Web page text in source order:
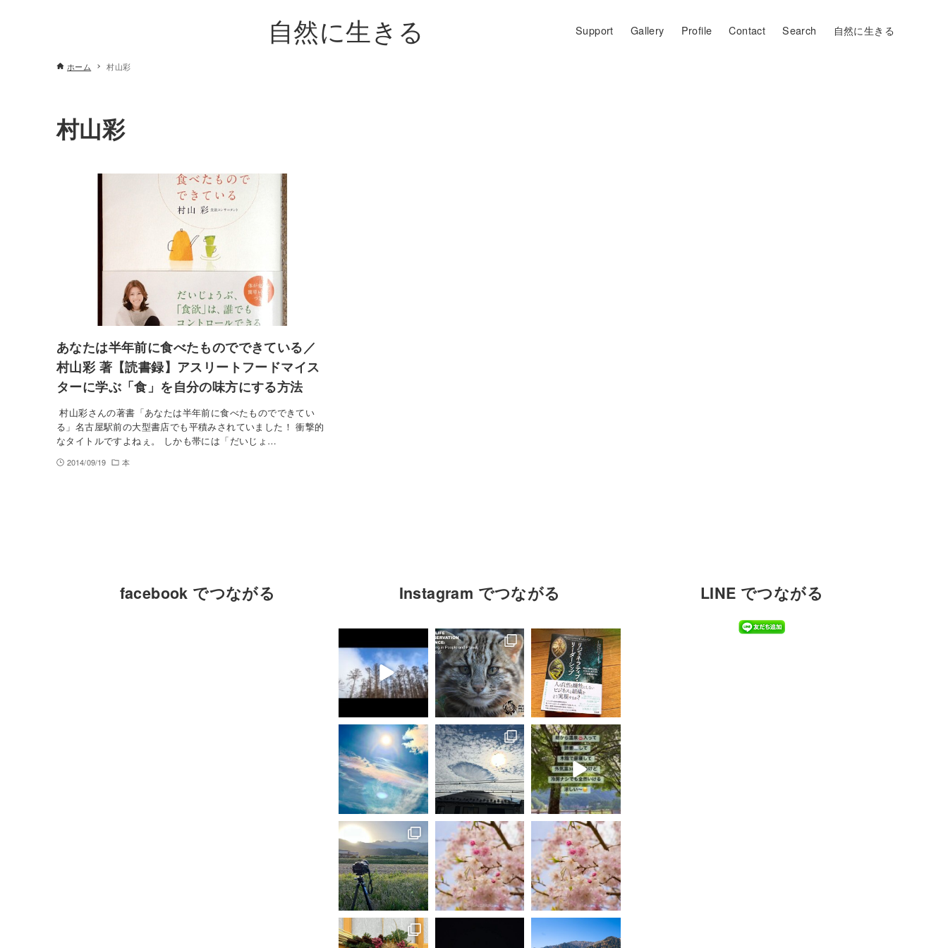
自然に生きる Support Gallery Profile Contact Search 自然に生きる
ホーム 村山彩
村山彩
あなたは半年前に食べたものでできている／
村山彩 著【読書録】アスリートフードマイス
ターに学ぶ「食」を自分の味方にする方法
村山彩さんの著書「あなたは半年前に食べたものでできてい
る」名古屋駅前の大型書店でも平積みされていました！ 衝撃的
なタイトルですよねぇ。 しかも帯には「だいじょ…
2014/09/19 本
facebook でつながる Instagram でつながる LINE でつながる